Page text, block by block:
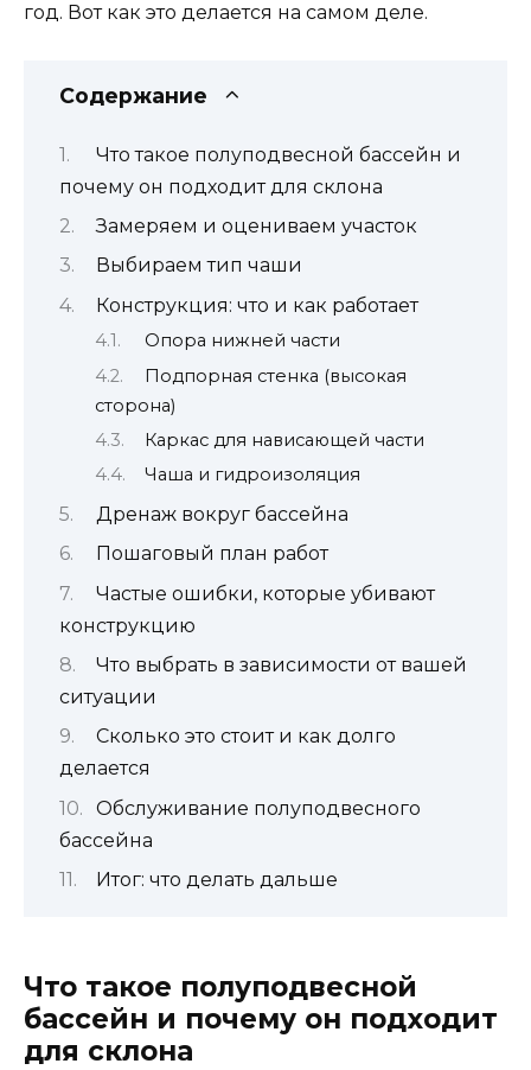
год. Вот как это делается на самом деле.
Содержание
Что такое полуподвесной бассейн и
почему он подходит для склона
Замеряем и оцениваем участок
Выбираем тип чаши
Конструкция: что и как работает
Опора нижней части
Подпорная стенка (высокая
сторона)
Каркас для нависающей части
Чаша и гидроизоляция
Дренаж вокруг бассейна
Пошаговый план работ
Частые ошибки, которые убивают
конструкцию
Что выбрать в зависимости от вашей
ситуации
Сколько это стоит и как долго
делается
Обслуживание полуподвесного
бассейна
Итог: что делать дальше
Что такое полуподвесной
бассейн и почему он подходит
для склона